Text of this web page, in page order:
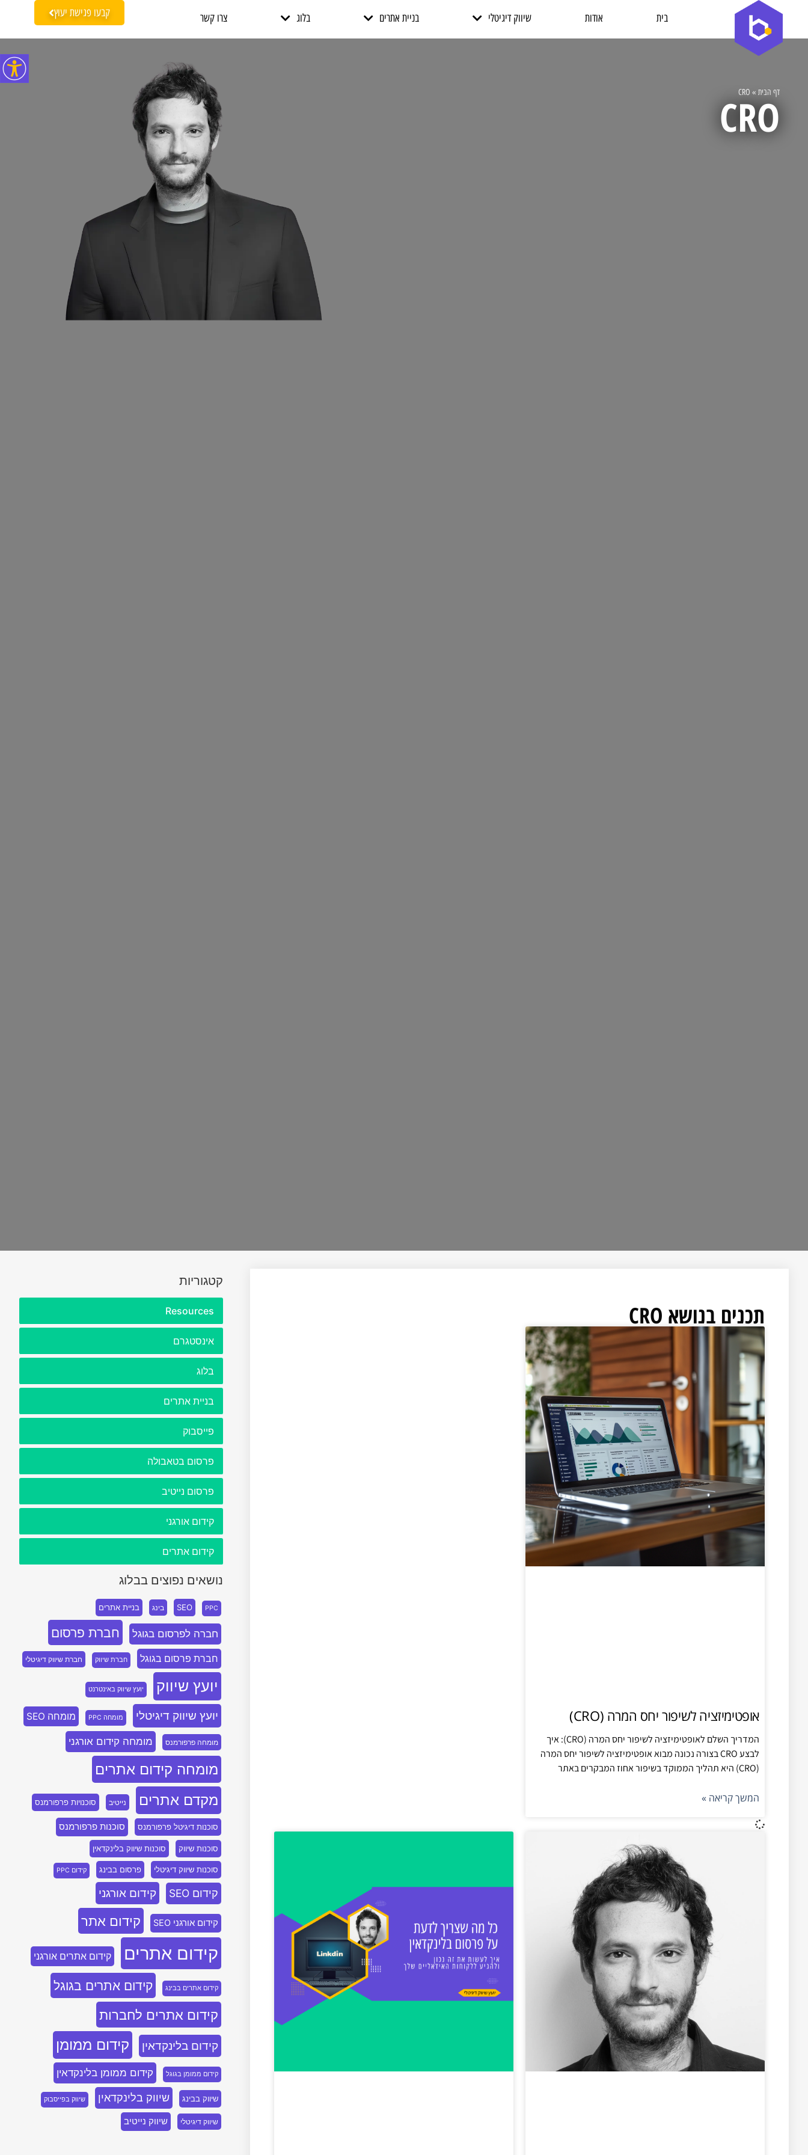
בית אודות שיווק דיגיטלי בניית אתרים בלוג צרו קשר קבעו פגישת יעוץ
דף הבית »
CRO
CRO
תכנים בנושא CRO
אופטימיזציה לשיפור יחס המרה (CRO)
המדריך השלם לאופטימיזציה לשיפור יחס המרה (CRO): איך
לבצע CRO בצורה נכונה מבוא אופטימיזציה לשיפור יחס המרה
(CRO) היא תהליך הממוקד בשיפור אחוז המבקרים באתר
המשך קריאה »
קטגוריות
Resources
אינסטגרם
בלוג
בניית אתרים
פייסבוק
פרסום בטאבולה
פרסום נייטיב
קידום אורגני
קידום אתרים
נושאים נפוצים בבלוג
PPC
SEO בינג בניית אתרים
חברה לפרסום בגוגל חברת פרסום
חברת פרסום בגוגל חברת שיווק חברת שיווק דיגיטלי
יועץ שיווק יועץ שיווק באינטרנט
יועץ שיווק דיגיטלי מומחה PPC מומחה SEO
מומחה פרפורמנס מומחה קידום אורגני
מומחה קידום אתרים
מקדם אתרים
נייטיב סוכנויות פרפורמנס
סוכנות דיגיטל פרפורמנס סוכנות פרפורמנס
סוכנות שיווק סוכנות שיווק בלינקדאין
סוכנות שיווק דיגיטלי פרסום בבינג קידום PPC
קידום SEO קידום אורגני
קידום אורגני SEO קידום אתר
קידום אתרים קידום אתרים אורגני
קידום אתרים בבינג קידום אתרים בגוגל
קידום אתרים לחברות
קידום בלינקדאין קידום ממומן
קידום ממומן בגוגל קידום ממומן בלינקדאין
שיווק בבינג שיווק בלינקדאין שיווק בפייסבוק
שיווק דיגיטלי שיווק נייטיב